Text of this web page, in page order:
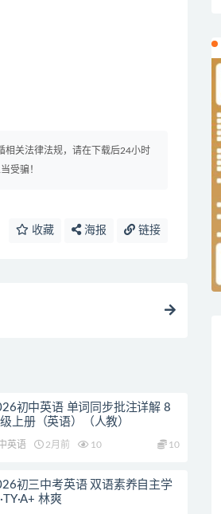
相关法律法规，请在下载后24小时
受骗！
收藏 海报 链接
初中英语 单词同步批注详解 8
上册（英语）（人教）
英语 2月前 10 10
初三中考英语 双语素养自主学
林爽